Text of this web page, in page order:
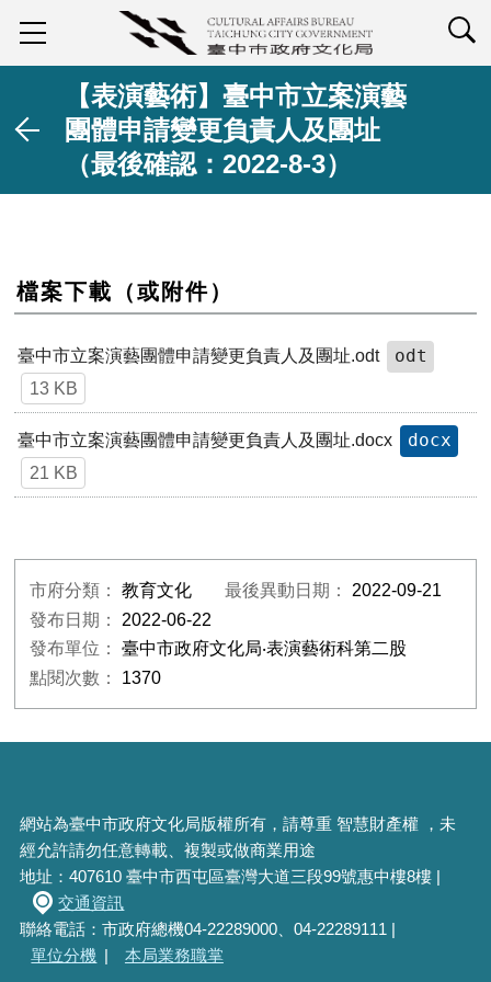
【表演藝術】臺中市立案演藝
團體申請變更負責人及團址
（最後確認：2022-8-3）
檔案下載（或附件）
臺中市立案演藝團體申請變更負責人及團址.odt odt
13 KB
臺中市立案演藝團體申請變更負責人及團址.docx docx
21 KB
市府分類：教育文化 最後異動日期： 2022-09-21
發布日期： 2022-06-22
發布單位：臺中市政府文化局‧表演藝術科第二股
點閱次數： 1370
網站為臺中市政府文化局版權所有，請尊重 智慧財產權 ，未
經允許請勿任意轉載、複製或做商業用途
地址：407610 臺中市西屯區臺灣大道三段99號惠中樓8樓 |
交通資訊
聯絡電話：市政府總機04-22289000、04-22289111 |
單位分機 |
本局業務職掌